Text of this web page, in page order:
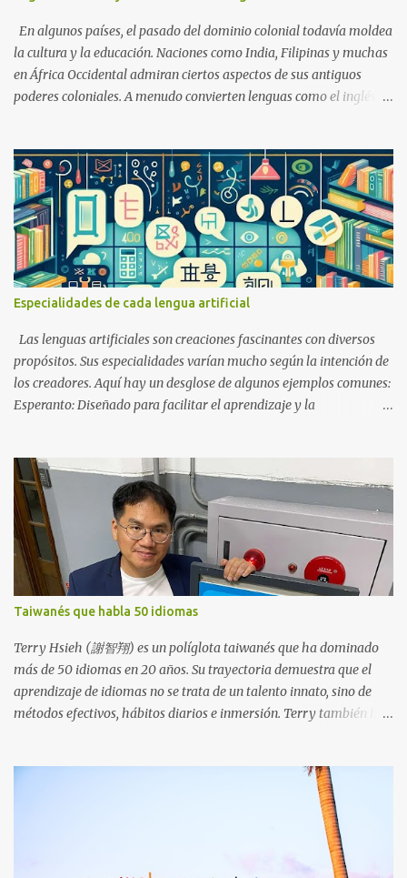
En algunos países, el pasado del dominio colonial todavía moldea
la cultura y la educación. Naciones como India, Filipinas y muchas
en África Occidental admiran ciertos aspectos de sus antiguos
poderes coloniales. A menudo convierten lenguas como el inglés, el
Ejemplos En África francófona, el francés sigue siendo la lengua
del gobierno y de las escuelas, visto como un símbolo de estatus.
En Filipinas, el inglés es fuerte en los negocios y las universidades,
a menudo más importante que las lenguas locales. En Camerún, la
gente debate si el francés y el inglés deben dominar o si las lenguas
nativas deben tener más espacio. Ventajas Conocer lenguas
coloniales ayuda en el comercio, la diplomacia y los estudios en el
extranjero. Hablarlas puede traer mejores empleos y mayor
posición social. Dan acceso a muchos libros, ciencia y recursos
culturales. Desventajas Las...
Especialidades de cada lengua artificial
Las lenguas artificiales son creaciones fascinantes con diversos
propósitos. Sus especialidades varían mucho según la intención de
los creadores. Aquí hay un desglose de algunos ejemplos comunes:
Esperanto: Diseñado para facilitar el aprendizaje y la
común simplificado de idiomas europeos existentes, con el objetivo
de lograr el máximo vocabulario internacional. Klingon: Diseñado
para sonar extraño y culturalmente distinto, con una gramática
compleja y una fonología única. Lojban: Diseñado para lograr
precisión lógica y minimizar la ambigüedad. Sambahsa: Diseñado
como un idioma auxiliar internacional que se centra en la
simplicidad y la neutralidad, extrayendo vocabulario y gramática
del indoeuropeo modificado según el uso moderno común.
Intereslavo: Destinado a la comunicación entre hablantes de
diferentes lenguas eslavas. Su objetivo es permitir una comu...
Taiwanés que habla 50 idiomas
Terry Hsieh (謝智翔) es un políglota taiwanés que ha dominado
más de 50 idiomas en 20 años. Su trayectoria demuestra que el
aprendizaje de idiomas no se trata de un talento innato, sino de
métodos efectivos, hábitos diarios e inmersión. Terry también ha
el extranjero con inmersión y trayendo la Conferencia Políglota
2025 a Taiwán. Su filosofía enfatiza que los idiomas deben formar
parte de la vida cotidiana, no solo de las asignaturas académicas, y
que la valentía para hablar es más importante que la fluidez
perfecta. Antecedentes e inspiración Terry estudió jardinería y